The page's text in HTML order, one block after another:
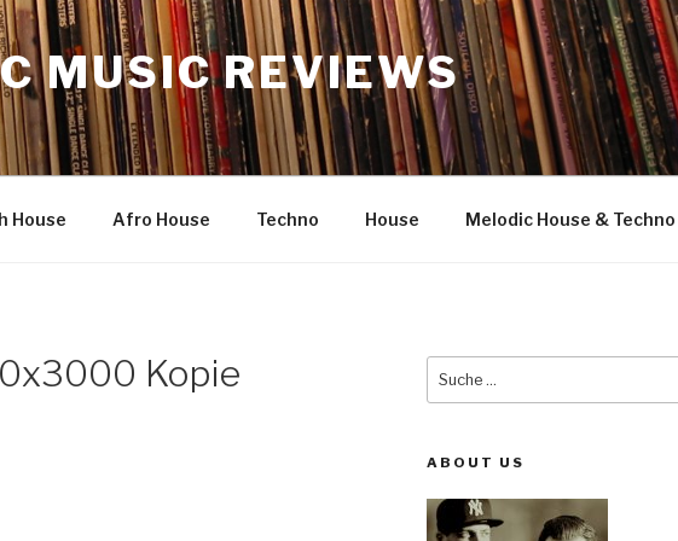
MUSIC REVIEWS
House Afro House Techno House Melodic House & Techno
Kopie
Suche
ABOUT US